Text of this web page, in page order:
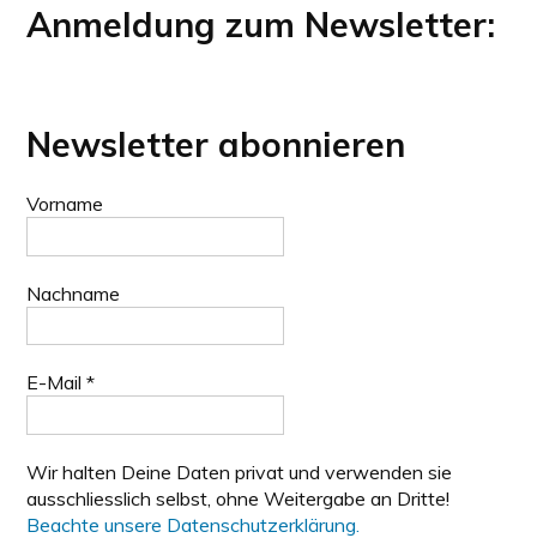
Anmeldung zum Newsletter:
Newsletter abonnieren
Vorname
Nachname
E-Mail *
Wir halten Deine Daten privat und verwenden sie
ausschliesslich selbst, ohne Weitergabe an Dritte!
Beachte unsere Datenschutzerklärung.